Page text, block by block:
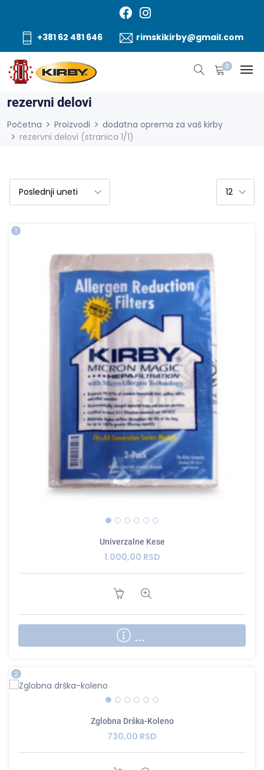
+381 62 481 646 rimskikirby@gmail.com
0
rezervni delovi
Početna Proizvodi
dodatna oprema za vaš kirby
rezervni delovi (stranica 1/1)
1
Univerzalne Kese
1.000,00 RSD
...
2
Zglobna Drška-Koleno
730,00 RSD